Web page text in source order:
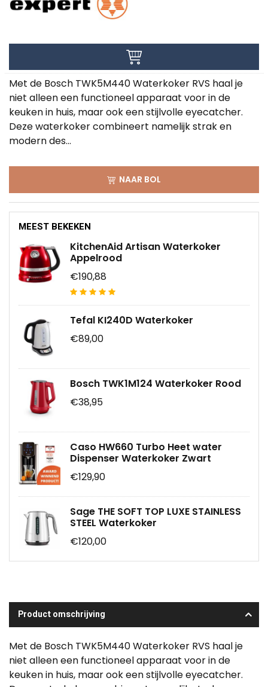
Met de Bosch TWK5M440 Waterkoker RVS haal je
niet alleen een functioneel apparaat voor in de
keuken in huis, maar ook een stijlvolle eyecatcher.
Deze waterkoker combineert namelijk strak en
modern des...
NAAR BOL
MEEST BEKEKEN
KitchenAid Artisan Waterkoker
Appelrood
€190,88
Tefal KI240D Waterkoker
€89,00
Bosch TWK1M124 Waterkoker Rood
€38,95
Caso HW660 Turbo Heet water
Dispenser Waterkoker Zwart
€129,90
Sage THE SOFT TOP LUXE STAINLESS
STEEL Waterkoker
€120,00
Product omschrijving
Met de Bosch TWK5M440 Waterkoker RVS haal je
niet alleen een functioneel apparaat voor in de
keuken in huis, maar ook een stijlvolle eyecatcher.